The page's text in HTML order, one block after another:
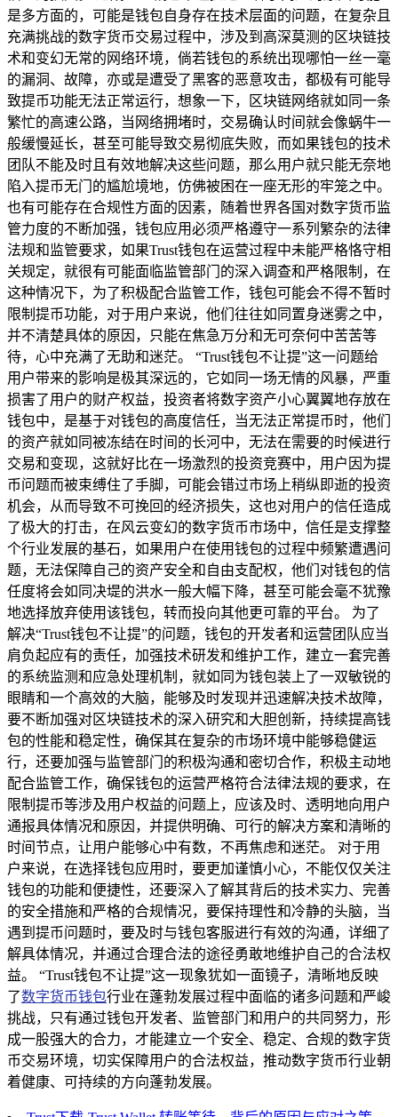
是多方面的，可能是钱包自身存在技术层面的问题，在复杂且
充满挑战的数字货币交易过程中，涉及到高深莫测的区块链技
术和变幻无常的网络环境，倘若钱包的系统出现哪怕一丝一毫
的漏洞、故障，亦或是遭受了黑客的恶意攻击，都极有可能导
致提币功能无法正常运行，想象一下，区块链网络就如同一条
繁忙的高速公路，当网络拥堵时，交易确认时间就会像蜗牛一
般缓慢延长，甚至可能导致交易彻底失败，而如果钱包的技术
团队不能及时且有效地解决这些问题，那么用户就只能无奈地
陷入提币无门的尴尬境地，仿佛被困在一座无形的牢笼之中。
也有可能存在合规性方面的因素，随着世界各国对数字货币监
管力度的不断加强，钱包应用必须严格遵守一系列繁杂的法律
法规和监管要求，如果Trust钱包在运营过程中未能严格恪守相
关规定，就很有可能面临监管部门的深入调查和严格限制，在
这种情况下，为了积极配合监管工作，钱包可能会不得不暂时
限制提币功能，对于用户来说，他们往往如同置身迷雾之中，
并不清楚具体的原因，只能在焦急万分和无可奈何中苦苦等
待，心中充满了无助和迷茫。 “Trust钱包不让提”这一问题给
用户带来的影响是极其深远的，它如同一场无情的风暴，严重
损害了用户的财产权益，投资者将数字资产小心翼翼地存放在
钱包中，是基于对钱包的高度信任，当无法正常提币时，他们
的资产就如同被冻结在时间的长河中，无法在需要的时候进行
交易和变现，这就好比在一场激烈的投资竞赛中，用户因为提
币问题而被束缚住了手脚，可能会错过市场上稍纵即逝的投资
机会，从而导致不可挽回的经济损失，这也对用户的信任造成
了极大的打击，在风云变幻的数字货币市场中，信任是支撑整
个行业发展的基石，如果用户在使用钱包的过程中频繁遭遇问
题，无法保障自己的资产安全和自由支配权，他们对钱包的信
任度将会如同决堤的洪水一般大幅下降，甚至可能会毫不犹豫
地选择放弃使用该钱包，转而投向其他更可靠的平台。 为了
解决“Trust钱包不让提”的问题，钱包的开发者和运营团队应当
肩负起应有的责任，加强技术研发和维护工作，建立一套完善
的系统监测和应急处理机制，就如同为钱包装上了一双敏锐的
眼睛和一个高效的大脑，能够及时发现并迅速解决技术故障，
要不断加强对区块链技术的深入研究和大胆创新，持续提高钱
包的性能和稳定性，确保其在复杂的市场环境中能够稳健运
行，还要加强与监管部门的积极沟通和密切合作，积极主动地
配合监管工作，确保钱包的运营严格符合法律法规的要求，在
限制提币等涉及用户权益的问题上，应该及时、透明地向用户
通报具体情况和原因，并提供明确、可行的解决方案和清晰的
时间节点，让用户能够心中有数，不再焦虑和迷茫。 对于用
户来说，在选择钱包应用时，要更加谨慎小心，不能仅仅关注
钱包的功能和便捷性，还要深入了解其背后的技术实力、完善
的安全措施和严格的合规情况，要保持理性和冷静的头脑，当
遇到提币问题时，要及时与钱包客服进行有效的沟通，详细了
解具体情况，并通过合理合法的途径勇敢地维护自己的合法权
益。 “Trust钱包不让提”这一现象犹如一面镜子，清晰地反映
了数字货币钱包行业在蓬勃发展过程中面临的诸多问题和严峻
挑战，只有通过钱包开发者、监管部门和用户的共同努力，形
成一股强大的合力，才能建立一个安全、稳定、合规的数字货
币交易环境，切实保障用户的合法权益，推动数字货币行业朝
着健康、可持续的方向蓬勃发展。